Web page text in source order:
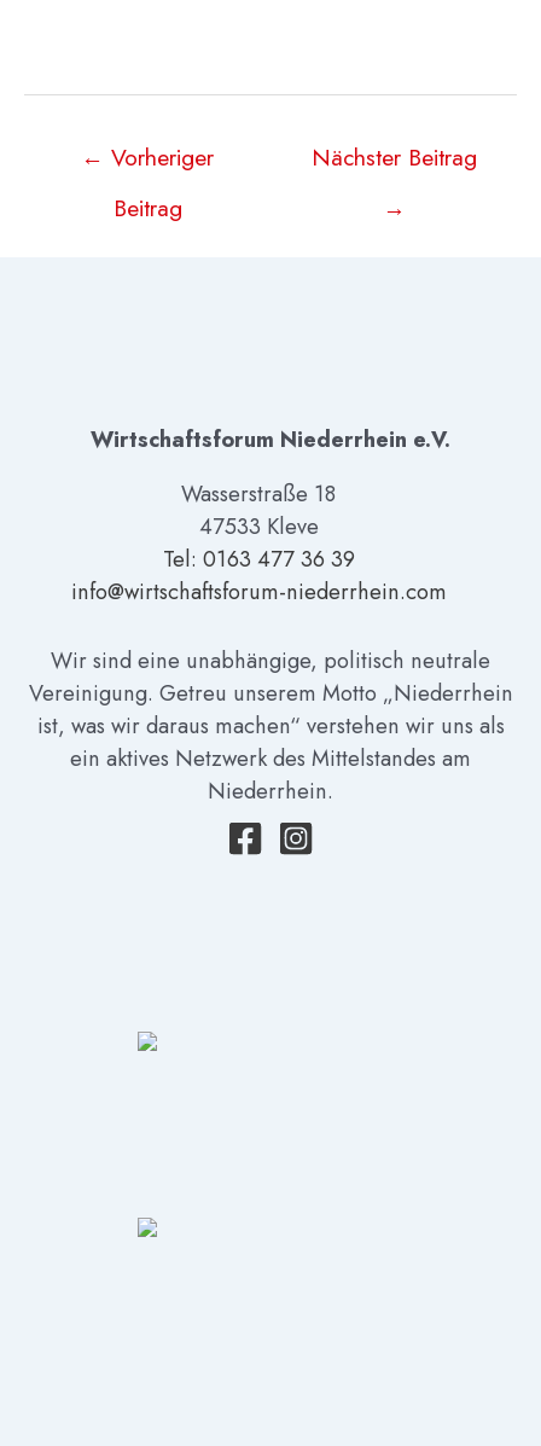
Beitragsnavigation
← Vorheriger
Beitrag
Nächster Beitrag
→
Wirtschaftsforum Niederrhein e.V.
Wasserstraße 18
47533 Kleve
Tel: 0163 477 36 39
info@wirtschaftsforum-niederrhein.com
Wir sind eine unabhängige, politisch neutrale
Vereinigung. Getreu unserem Motto „Niederrhein
ist, was wir daraus machen“ verstehen wir uns als
ein aktives Netzwerk des Mittelstandes am
Niederrhein.